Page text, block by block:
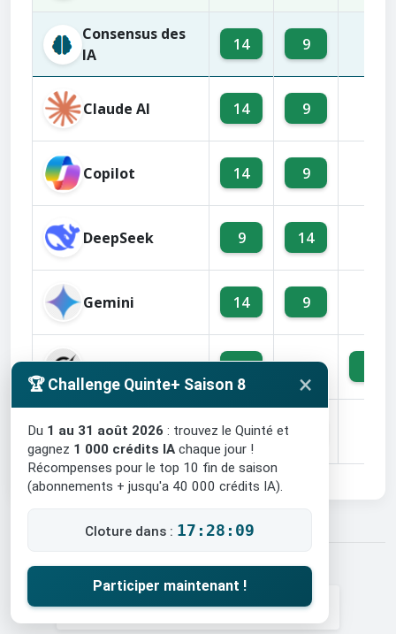
Consensus des
IA
14 9
Claude AI 14 9
Copilot 14 9
DeepSeek 9 14
Gemini 14 9
Grok 14 8
Meta AI 14
🏆 Challenge Quinte+ Saison 8 ×
Du 1 au 31 août 2026 : trouvez le Quinté et
gagnez 1 000 crédits IA chaque jour !
Récompenses pour le top 10 fin de saison
(abonnements + jusqu'a 40 000 crédits IA).
Cloture dans : 17:28:08
Participer maintenant !